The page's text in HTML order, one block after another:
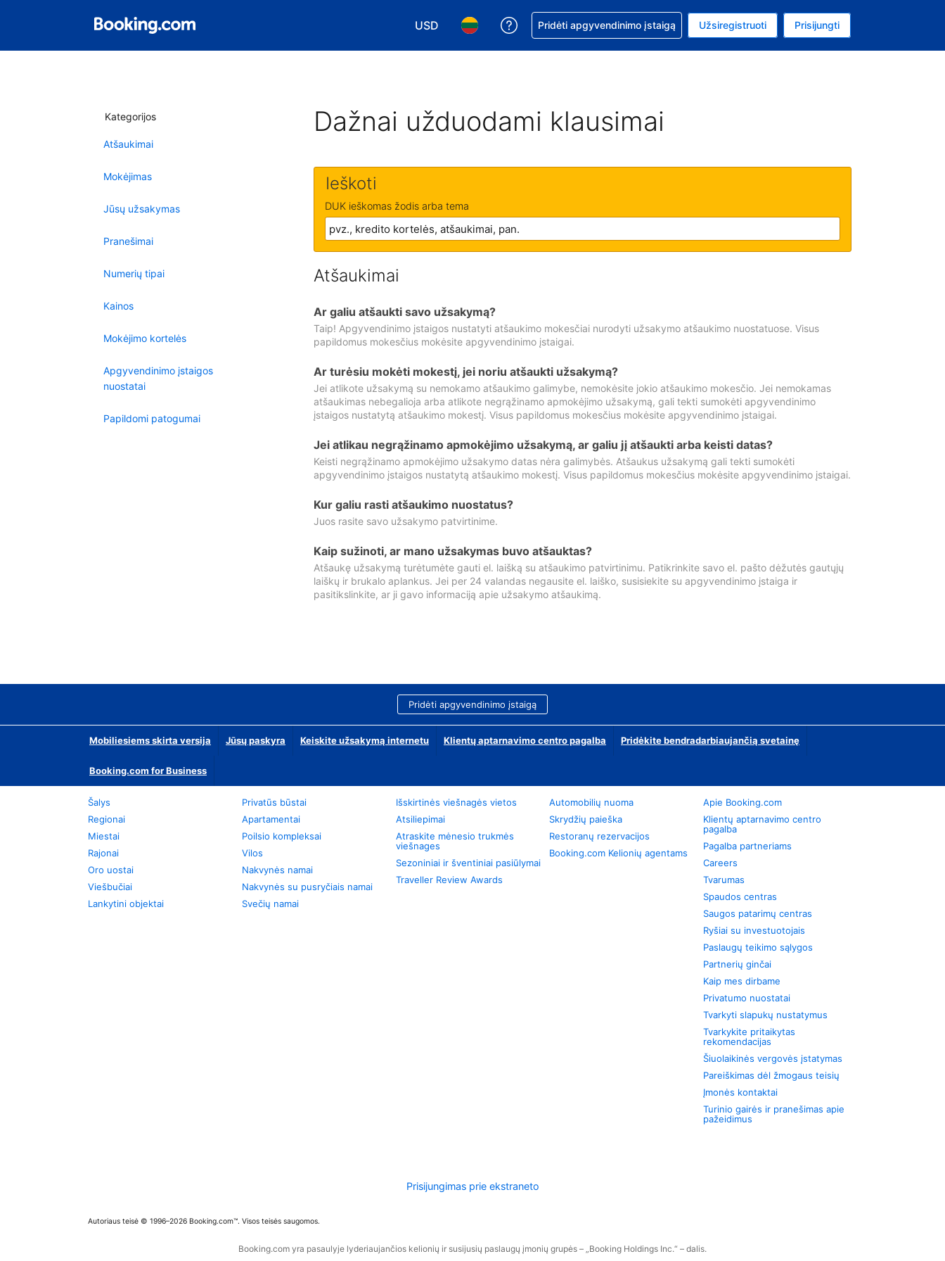
USD
Pasirinkite valiutą. Jūsų pasirinkta valiuta: Jungtinių Valstijų doleris
Pasirinkite kalbą. Jūsų pasirinkta kalba: Lietuvių
Pagalba dėl užsakymo
Pridėti apgyvendinimo įstaigą Užsiregistruoti Prisijungti
Kategorijos
Atšaukimai
Mokėjimas
Jūsų užsakymas
Pranešimai
Numerių tipai
Kainos
Mokėjimo kortelės
Apgyvendinimo įstaigos
nuostatai
Papildomi patogumai
Dažnai užduodami klausimai
Ieškoti
DUK ieškomas žodis arba tema
Atšaukimai
Ar galiu atšaukti savo užsakymą?
Taip! Apgyvendinimo įstaigos nustatyti atšaukimo mokesčiai nurodyti užsakymo atšaukimo nuostatuose. Visus
papildomus mokesčius mokėsite apgyvendinimo įstaigai.
Ar turėsiu mokėti mokestį, jei noriu atšaukti užsakymą?
Jei atlikote užsakymą su nemokamo atšaukimo galimybe, nemokėsite jokio atšaukimo mokesčio. Jei nemokamas
atšaukimas nebegalioja arba atlikote negrąžinamo apmokėjimo užsakymą, gali tekti sumokėti apgyvendinimo
įstaigos nustatytą atšaukimo mokestį. Visus papildomus mokesčius mokėsite apgyvendinimo įstaigai.
Jei atlikau negrąžinamo apmokėjimo užsakymą, ar galiu jį atšaukti arba keisti datas?
Keisti negrąžinamo apmokėjimo užsakymo datas nėra galimybės. Atšaukus užsakymą gali tekti sumokėti
apgyvendinimo įstaigos nustatytą atšaukimo mokestį. Visus papildomus mokesčius mokėsite apgyvendinimo įstaigai.
Kur galiu rasti atšaukimo nuostatus?
Juos rasite savo užsakymo patvirtinime.
Kaip sužinoti, ar mano užsakymas buvo atšauktas?
Atšaukę užsakymą turėtumėte gauti el. laišką su atšaukimo patvirtinimu. Patikrinkite savo el. pašto dėžutės gautųjų
laiškų ir brukalo aplankus. Jei per 24 valandas negausite el. laiško, susisiekite su apgyvendinimo įstaiga ir
pasitikslinkite, ar ji gavo informaciją apie užsakymo atšaukimą.
Pridėti apgyvendinimo įstaigą
Mobiliesiems skirta versija Jūsų paskyra Keiskite užsakymą internetu Klientų aptarnavimo centro pagalba Pridėkite bendradarbiaujančią svetainę
Booking.com for Business
Šalys
Regionai
Miestai
Rajonai
Oro uostai
Viešbučiai
Lankytini objektai
Privatūs būstai
Apartamentai
Poilsio kompleksai
Vilos
Nakvynės namai
Nakvynės su pusryčiais namai
Svečių namai
Išskirtinės viešnagės vietos
Atsiliepimai
Atraskite mėnesio trukmės
viešnages
Sezoniniai ir šventiniai pasiūlymai
Traveller Review Awards
Automobilių nuoma
Skrydžių paieška
Restoranų rezervacijos
Booking.com Kelionių agentams
Apie Booking.com
Klientų aptarnavimo centro
pagalba
Pagalba partneriams
Careers
Tvarumas
Spaudos centras
Saugos patarimų centras
Ryšiai su investuotojais
Paslaugų teikimo sąlygos
Partnerių ginčai
Kaip mes dirbame
Privatumo nuostatai
Tvarkyti slapukų nustatymus
Tvarkykite pritaikytas
rekomendacijas
Šiuolaikinės vergovės įstatymas
Pareiškimas dėl žmogaus teisių
Įmonės kontaktai
Turinio gairės ir pranešimas apie
pažeidimus
Prisijungimas prie ekstraneto
Autoriaus teisė © 1996–2026 Booking.com™. Visos teisės saugomos.
Booking.com yra pasaulyje lyderiaujančios kelionių ir susijusių paslaugų įmonių grupės – „Booking Holdings Inc.“ – dalis.